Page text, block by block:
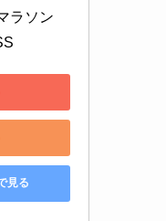
ラソン
見る